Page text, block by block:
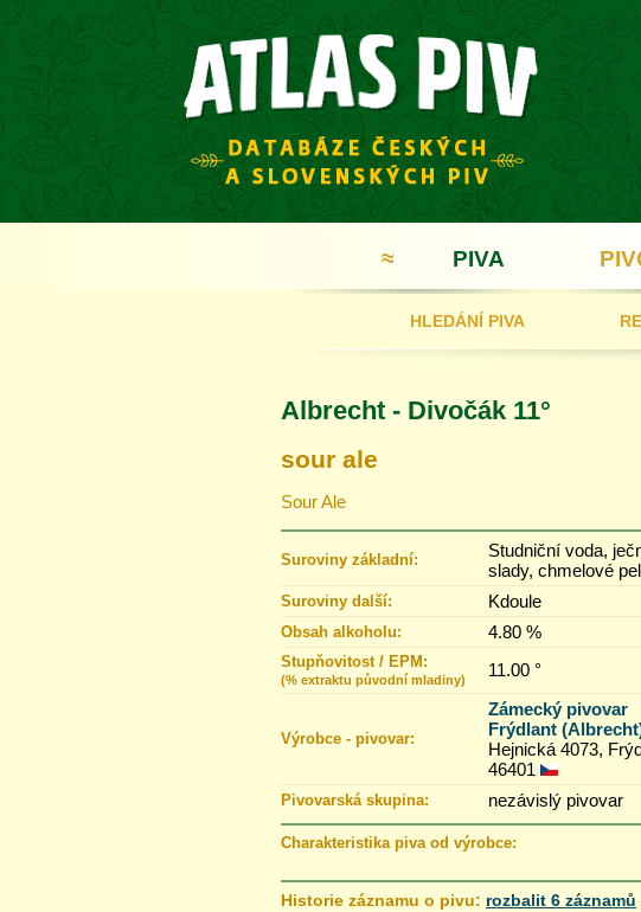
≈ PIVA
HLEDÁNÍ PIVA
Albrecht - Divočák 11°
sour ale
Sour Ale
Suroviny základní:
Studniční voda,
slady, chmelové
Suroviny další: Kdoule
Obsah alkoholu: 4.80 %
Stupňovitost / EPM:
(% extraktu původní mladiny) 11.00 °
Výrobce - pivovar:
Zámecký pivovar
Frýdlant
Hejnická 4073,
46401
Pivovarská skupina: nezávislý pivovar
Charakteristika piva od výrobce:
Historie záznamu o pivu: rozbalit 6 záznamů